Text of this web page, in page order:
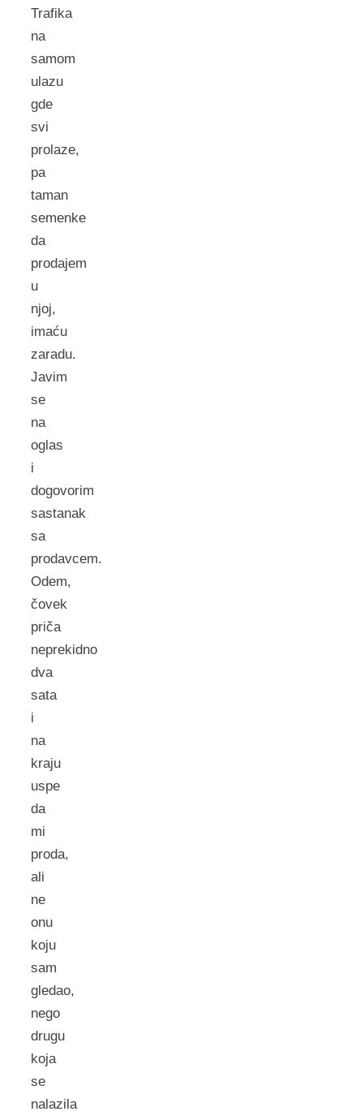
Trafika
na
samom
ulazu
gde
svi
prolaze,
pa
taman
semenke
da
prodajem
u
njoj,
imaću
zaradu.
Javim
se
na
oglas
i
dogovorim
sastanak
sa
prodavcem.
Odem,
čovek
priča
neprekidno
dva
sata
i
na
kraju
uspe
da
mi
proda,
ali
ne
onu
koju
sam
gledao,
nego
drugu
koja
se
nalazila